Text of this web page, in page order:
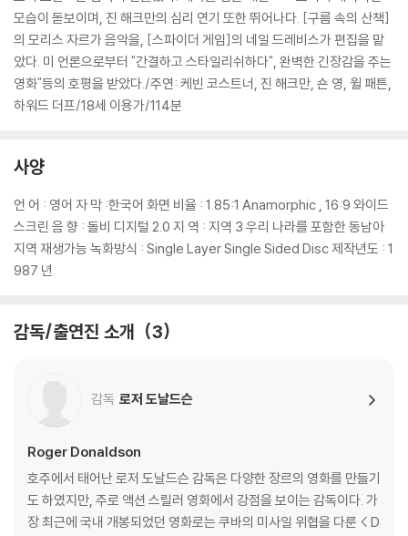
모습이 돋보이며, 진 해크만의 심리 연기 또한 뛰어나다. [구름 속의 산책]
의 모리스 자르가 음악을, [스파이더 게임]의 네일 드레비스가 편집을 맡
았다. 미 언론으로부터 "간결하고 스타일리쉬하다", 완벽한 긴장감을 주는
영화"등의 호평을 받았다./주연: 케빈 코스트너, 진 해크만, 숀 영, 윌 패튼,
하워드 더프/18세 이용가/114분
사양
언 어 : 영어 자 막 :한국어 화면 비율 : 1.85:1 Anamorphic , 16:9 와이드
스크린 음 향 : 돌비 디지털 2.0 지 역 : 지역 3 우리 나라를 포함한 동남아
지역 재생가능 녹화방식 : Single Layer Single Sided Disc 제작년도 : 1
987 년
감독/출연진 소개 3
감독 로저 도날드슨
Roger Donaldson
호주에서 태어난 로저 도날드슨 감독은 다양한 장르의 영화를 만들기
도 하였지만, 주로 액션 스릴러 영화에서 강점을 보이는 감독이다. 가
장 최근에 국내 개봉되었던 영화로는 쿠바의 미사일 위협을 다룬 < D